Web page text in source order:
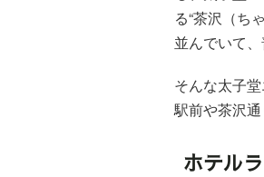
る“茶沢（ち
並んでいて
そんな太子
駅前や茶沢
ホテル